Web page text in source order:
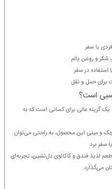
یا سفر
شکر و روغن پالم
استفاده در سفر
برای حمل و نقل
یک گزینه عالی برای کسانی است که به
و مینی این محصول، به راحتی می‌توان
سفر برد.
گرمی با همان طعم لذیذ فندق و کاکائوی دل‌نشین، تجربه‌ای
می‌گذارد.